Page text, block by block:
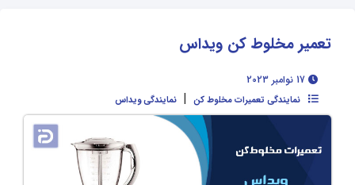
تعمیر مخلوط کن ویداس
نمایندگی تعمیرات مخلوط کن | نمایندگی ویداس